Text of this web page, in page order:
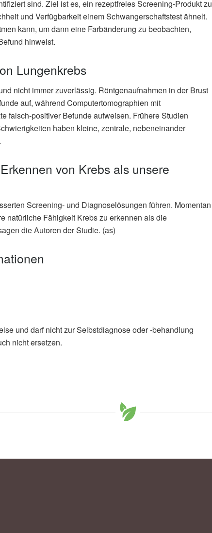
sind. Ziel ist es, ein rezeptfreies Screening-Produkt zu
und Verfügbarkeit einem Schwangerschaftstest ähnelt.
kann, um dann eine Farbänderung zu beobachten,
hinweist.
Lungenkrebs
nicht immer zuverlässig. Röntgenaufnahmen in der Brust
auf, während Computertomographien mit
falsch-positiver Befunde aufweisen. Frühere Studien
haben kleine, zentrale, nebeneinander
von Krebs als unsere
Screening- und Diagnoselösungen führen. Momentan
natürliche Fähigkeit Krebs zu erkennen als die
die Autoren der Studie. (as)
und darf nicht zur Selbstdiagnose oder -behandlung
nicht ersetzen.